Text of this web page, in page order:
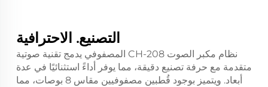
التصنيع. الاحترافية
نظام مكبر الصوت CH-208 المصفوفي يدمج تقنية صوتية
متقدمة مع حرفة تصنيع دقيقة، مما يوفر أداءً استثنائيًا في عدة
أبعاد. ويتميز بوجود قُطبين مصفوفيين مقاس 8 بوصات، مما